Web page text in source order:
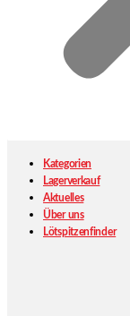
Kategorien
Lagerverkauf
Aktuelles
Über uns
Lötspitzenfinder